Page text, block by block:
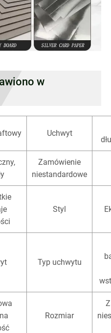
w
Uchwyt
Zamówienie
niestandardowe
Styl
Typ uchwytu
Rozmiar